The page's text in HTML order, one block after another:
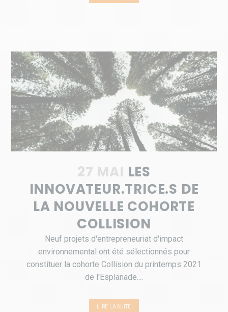
27 MAI LES
INNOVATEUR.TRICE.S DE
LA NOUVELLE COHORTE
COLLISION
Neuf projets d'entrepreneuriat d'impact
environnemental ont été sélectionnés pour
constituer la cohorte Collision du printemps 2021
de l'Esplanade....
LIRE LA SUITE